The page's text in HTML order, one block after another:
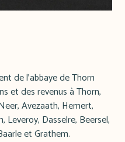
de l'abbaye de Thorn
et des revenus à Thorn,
Avezaath, Hemert,
Leveroy, Dasselre, Beersel,
et Grathem.